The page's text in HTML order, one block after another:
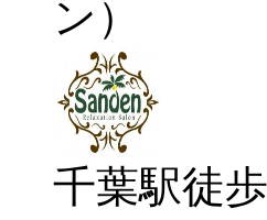
ン）
千葉駅徒